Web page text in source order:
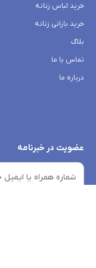
خرید لباس زنانه
خرید بارانی زنانه
بلاگ
تماس با ما
درباره ما
عضویت در خبرنامه